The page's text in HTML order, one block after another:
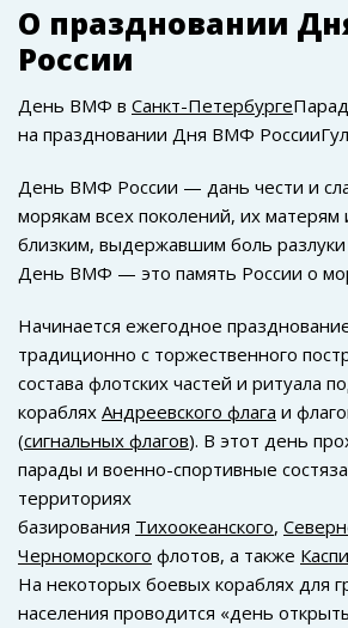
О праздновании
России
День ВМФ в Санкт-ПетербургеПарад
на праздновании Дня ВМФ России
День ВМФ России — дань чести и
морякам всех поколений, их
близким, выдержавшим боль
День ВМФ — это память России о
Начинается ежегодное
традиционно с торжественного
состава флотских частей и ритуала
кораблях Андреевского флага и
(сигнальных флагов). В этот день
парады и военно-спортивные
территориях
базирования Тихоокеанского,
Черноморского флотов, а также
На некоторых боевых кораблях для
населения проводится «день